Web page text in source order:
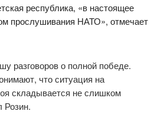
республика, «в настоящее
прослушивания НАТО», отмечает
разговоров о полной победе.
что ситуация на
складывается не слишком
Розин.